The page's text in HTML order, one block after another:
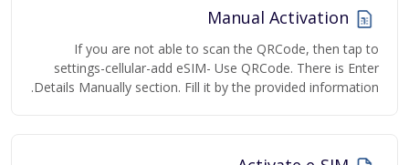
If you are not able to scan the QRCode, then tap to
settings-cellular-add eSIM- Use QRCode. There is Enter
Details Manually section. Fill it by the provided information.